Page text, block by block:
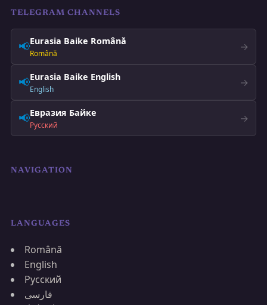
TELEGRAM CHANNELS
📢Eurasia Baike Română
Română
→
📢Eurasia Baike English
English
→
📢Евразия Байке
Русский
→
NAVIGATION
LANGUAGES
Română
English
Русский
فارسی